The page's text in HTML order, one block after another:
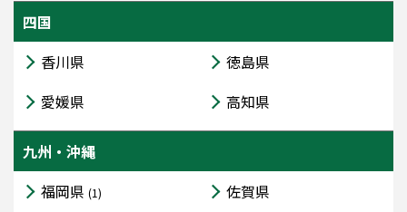
四国
香川県
徳島県
愛媛県
高知県
九州・沖縄
福岡県 (1)
佐賀県